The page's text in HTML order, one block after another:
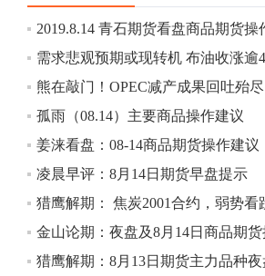
跌幅达6%，报689.5元/吨，刷新近两
低位。
14:20
方正有色研究团队：高度重视贵金属
段性机会。自年初以来沪金上涨
立涨势，白银将开启补涨，且涨幅超
金，金银比有望高位回归。
13:55
豆二期货主力合约涨停，涨幅达
2019.8.14 青石期货看盘商品期货操
孤雨（08.14）主要商品操作建议
姜涞看盘：08-14商品期货操作
凌晨早评：8月14日期货早盘提示